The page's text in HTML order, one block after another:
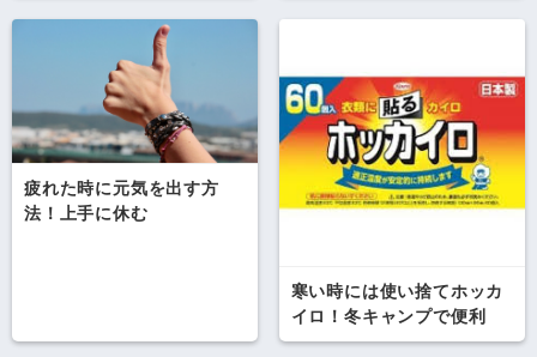
疲れた時に元気を出す方
法！上手に休む
寒い時には使い捨てホッカ
イロ！冬キャンプで便利